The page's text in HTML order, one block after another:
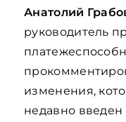
Анатолий
руководитель
изменения,
недавно введен